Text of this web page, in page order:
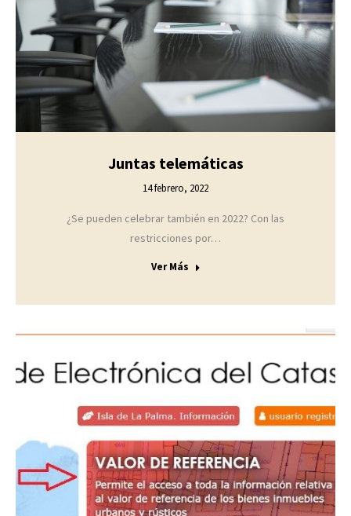
Juntas telemáticas
14 febrero, 2022
¿Se pueden celebrar también en 2022? Con las
restricciones por…
Ver Más